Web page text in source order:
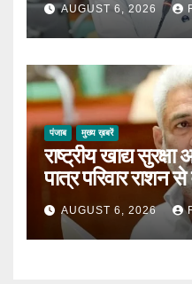
AUGUST 6, 2026
पंजाब मुख्य ख़बरें
राष्ट्रीय खाद्य
पात्र परिवार राशन
AUGUST 6, 2026